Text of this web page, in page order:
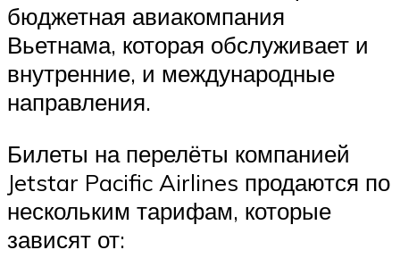
бюджетная авиакомпания
Вьетнама, которая обслуживает и
внутренние, и международные
направления.
Билеты на перелёты компанией
Jetstar Pacific Airlines продаются по
нескольким тарифам, которые
зависят от: